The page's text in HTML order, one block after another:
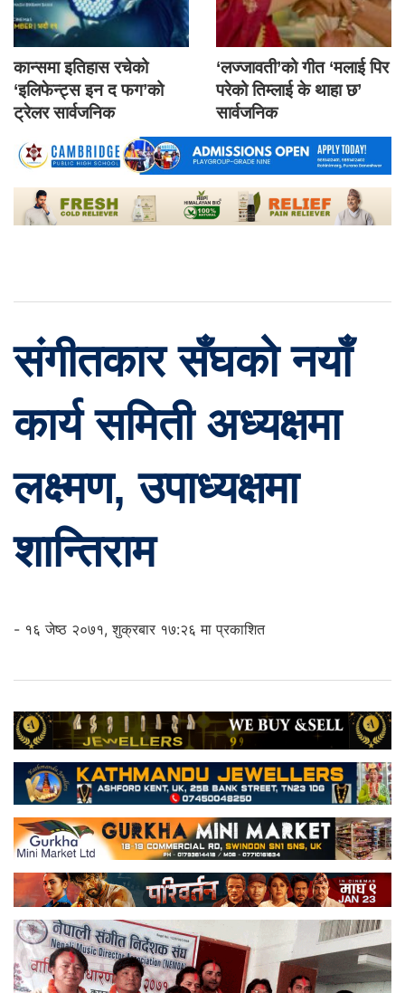
कान्समा इतिहास रचेको
‘इलिफेन्ट्स इन द फग’को
ट्रेलर सार्वजनिक
‘लज्जावती’को गीत ‘मलाई पिर
परेको तिम्लाई के थाहा छ’
सार्वजनिक
संगीतकार सँघको नयाँ
कार्य समिती अध्यक्षमा
लक्ष्मण, उपाध्यक्षमा
शान्तिराम
- १६ जेष्ठ २०७१, शुक्रबार १७:२६ मा प्रकाशित